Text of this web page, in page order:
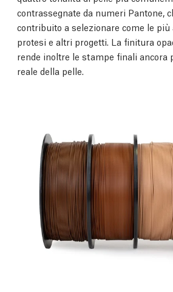
contrassegnate da numeri Pantone,
contribuito a selezionare come le più
protesi e altri progetti. La finitura
rende inoltre le stampe finali ancora
reale della pelle.